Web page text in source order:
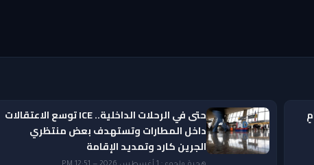
حتى في الرحلات الداخلية.. ICE توسع الاعتقالات
داخل المطارات وتستهدف بعض منتظري
الجرين كارد وتمديد الإقامة